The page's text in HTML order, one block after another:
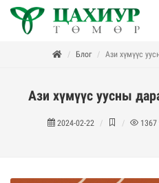
Блог Ази хүмүүс
Ази хүмүүс уусны
2024-02-22 1367